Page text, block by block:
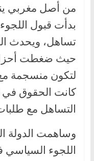
من أصل مغربي
بدأت قبول
تساهل، ويحدث
حيث ضغطت
لتكون منسجمة
كانت الحقوق في
التساهل مع
وساهمت الدولة
اللجوء السياسي